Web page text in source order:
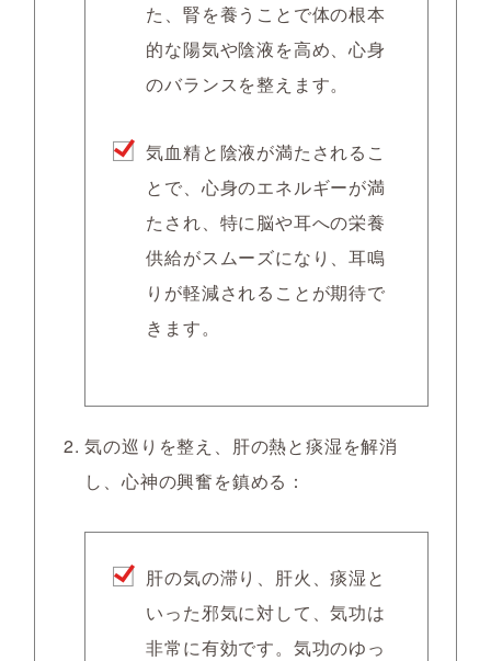
た、腎を養うことで体の根本
的な陽気や陰液を高め、心身
のバランスを整えます。
気血精と陰液が満たされるこ
とで、心身のエネルギーが満
たされ、特に脳や耳への栄養
供給がスムーズになり、耳鳴
りが軽減されることが期待で
きます。
気の巡りを整え、肝の熱と痰湿を解消
し、心神の興奮を鎮める ：
肝の気の滞り、肝火、痰湿と
いった邪気に対して、気功は
非常に有効です。気功のゆっ